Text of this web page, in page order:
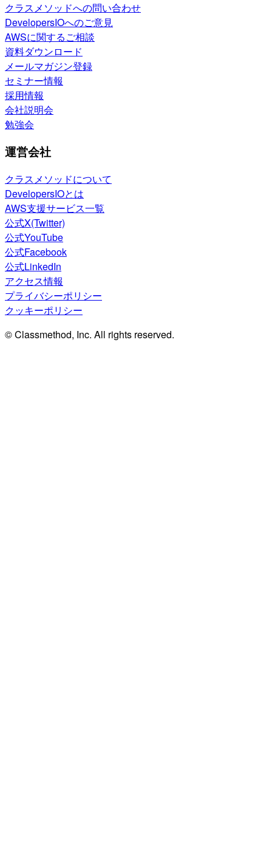
クラスメソッドへの問い合わせ
DevelopersIOへのご意見
AWSに関するご相談
資料ダウンロード
メールマガジン登録
セミナー情報
採用情報
会社説明会
勉強会
運営会社
クラスメソッドについて
DevelopersIOとは
AWS支援サービス一覧
公式X(Twitter)
公式YouTube
公式Facebook
公式LinkedIn
アクセス情報
プライバシーポリシー
クッキーポリシー
© Classmethod, Inc. All rights reserved.